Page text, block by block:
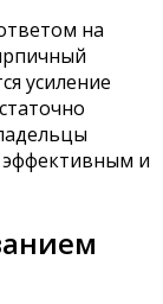
на
усиление
и